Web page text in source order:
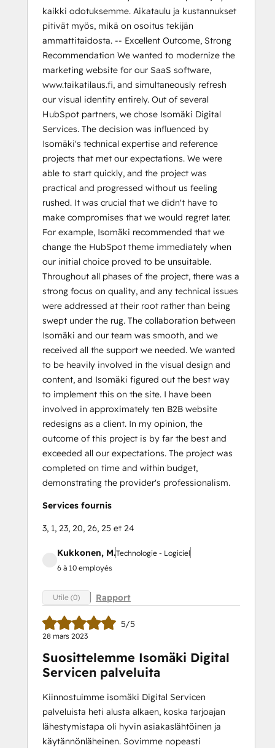
kaikki odotuksemme. Aikataulu ja kustannukset
pitivät myös, mikä on osoitus tekijän
ammattitaidosta. -- Excellent Outcome, Strong
Recommendation We wanted to modernize the
marketing website for our SaaS software,
www.taikatilaus.fi, and simultaneously refresh
our visual identity entirely. Out of several
HubSpot partners, we chose Isomäki Digital
Services. The decision was influenced by
Isomäki's technical expertise and reference
projects that met our expectations. We were
able to start quickly, and the project was
practical and progressed without us feeling
rushed. It was crucial that we didn't have to
make compromises that we would regret later.
For example, Isomäki recommended that we
change the HubSpot theme immediately when
our initial choice proved to be unsuitable.
Throughout all phases of the project, there was a
strong focus on quality, and any technical issues
were addressed at their root rather than being
swept under the rug. The collaboration between
Isomäki and our team was smooth, and we
received all the support we needed. We wanted
to be heavily involved in the visual design and
content, and Isomäki figured out the best way
to implement this on the site. I have been
involved in approximately ten B2B website
redesigns as a client. In my opinion, the
outcome of this project is by far the best and
exceeded all our expectations. The project was
completed on time and within budget,
demonstrating the provider's professionalism.
Services fournis
3, 1, 23, 20, 26, 25 et 24
Kukkonen, M.Technologie - Logiciel
6 à 10 employés
Utile (0) Rapport
5/5
28 mars 2023
Suosittelemme Isomäki Digital
Servicen palveluita
Kiinnostuimme isomäki Digital Servicen
palveluista heti alusta alkaen, koska tarjoajan
lähestymistapa oli hyvin asiakaslähtöinen ja
käytännönläheinen. Sovimme nopeasti